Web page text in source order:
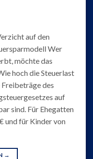
auf den
Wer
möchte das
hoch die Steuerlast
des
auf
sind. Für Ehegatten
und für Kinder von
→